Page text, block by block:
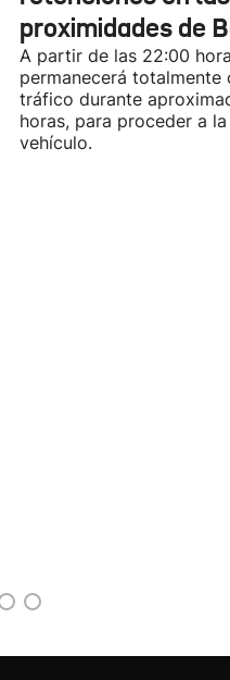
proximidades de
A partir de las 22:00
permanecerá totalmente
tráfico durante
horas, para proceder a
vehículo.